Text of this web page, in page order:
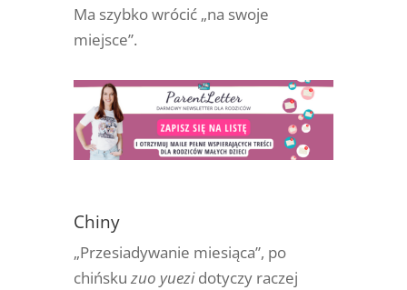
Ma szybko wrócić „na swoje
miejsce”.
Chiny
„Przesiadywanie miesiąca”, po
chińsku zuo yuezidotyczy raczej